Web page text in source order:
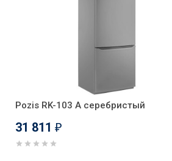
Pozis RK-103 А серебристый
31 811 ₽